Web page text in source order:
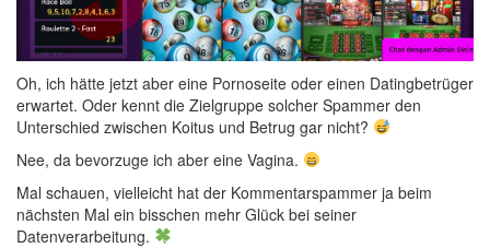
Oh, ich hätte jetzt aber eine Pornoseite oder einen Datingbetrüger
erwartet. Oder kennt die Zielgruppe solcher Spammer den
Unterschied zwischen Koitus und Betrug gar nicht?
Nee, da bevorzuge ich aber eine Vagina.
Mal schauen, vielleicht hat der Kommentarspammer ja beim
nächsten Mal ein bisschen mehr Glück bei seiner
Datenverarbeitung.